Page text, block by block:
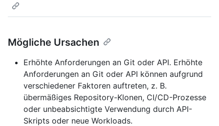
Mögliche Ursachen
Erhöhte Anforderungen an Git oder API. Erhöhte
Anforderungen an Git oder API können aufgrund
verschiedener Faktoren auftreten, z. B.
übermäßiges Repository-Klonen, CI/CD-Prozesse
oder unbeabsichtigte Verwendung durch API-
Skripts oder neue Workloads.